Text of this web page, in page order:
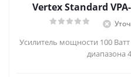
Vertex Standard
Усилитель мощности 100 Ватт
диапазона